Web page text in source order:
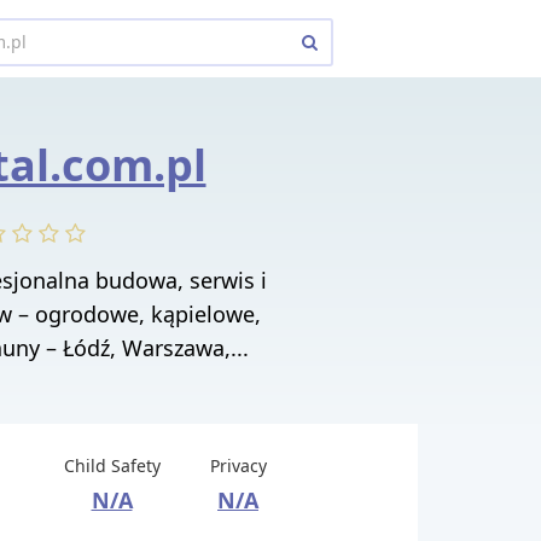
budowa, serwis i
– ogrodowe, kąpielowe,
– Łódź, Warszawa,...
Child Safety
N/A
Privacy
N/A